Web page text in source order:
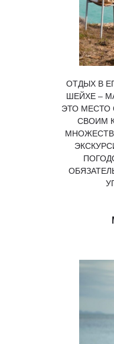
ОТДЫХ В
ШЕЙХЕ –
ЭТО МЕСТО
СВОИМ